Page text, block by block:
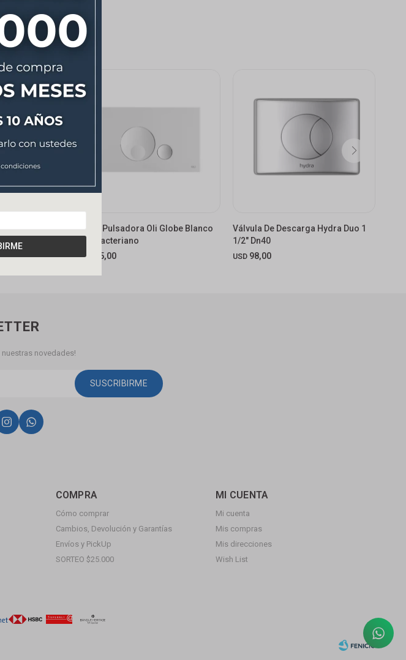
Ria Cromada
Placa Pulsadora Oli Globe Blanco
Anti Bacteriano
USD 95,00
Válvula De Descarga Hydra Duo 1
1/2" Dn40
USD 98,00
COMPRA
Cómo comprar
Cambios, Devolución y Garantías
Envíos y PickUp
SORTEO $25.000
MI CUENTA
Mi cuenta
Mis compras
Mis direcciones
Wish List
novedades!
SUSCRIBIRME
 